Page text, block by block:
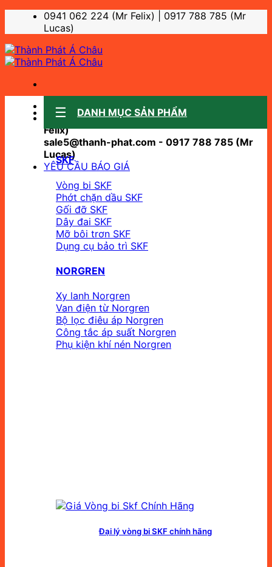
dung
0941 062 224 (Mr Felix) | 0917 788 785 (Mr
Lucas)
Sale support:
sale10@thanh-phat.com - 0941 062 224 (Mr
Felix)
sale5@thanh-phat.com - 0917 788 785 (Mr
Lucas)
YÊU CẦU BÁO GIÁ
DANH MỤC SẢN PHẨM
SKF
Vòng bi SKF
Phớt chặn dầu SKF
Gối đỡ SKF
Dây đai SKF
Mỡ bôi trơn SKF
Dụng cụ bảo trì SKF
NORGREN
Xy lanh Norgren
Van điện từ Norgren
Bộ lọc điêu áp Norgren
Công tắc áp suất Norgren
Phụ kiện khí nén Norgren
Đại lý vòng bi SKF chính hãng